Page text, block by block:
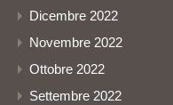
Dicembre 2022
Novembre 2022
Ottobre 2022
Settembre 2022